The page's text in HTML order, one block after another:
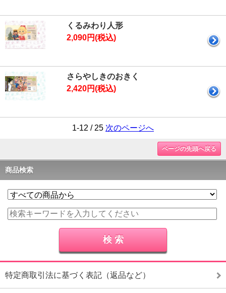
くるみわり人形
2,090円(税込)
さらやしきのおきく
2,420円(税込)
1-12 / 25 次のページへ
ページの先頭へ戻る
商品検索
特定商取引法に基づく表記（返品など）